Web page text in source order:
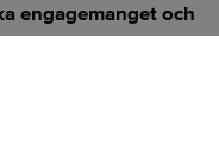
engagemanget och
för att överbrygga